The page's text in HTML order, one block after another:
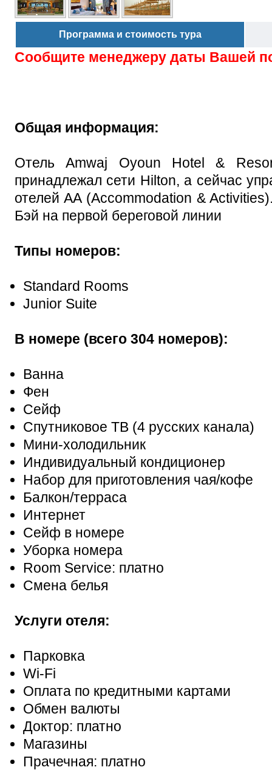
Программа и стоимость тура
Сообщите менеджеру даты Вашей
Общая информация:
Отель Amwaj Oyoun Hotel &
принадлежал сети Hilton, а сейчас
отелей АА (Accommodation &
Бэй на первой береговой линии
Типы номеров:
Standard Rooms
Junior Suite
В номере (всего 304 номеров):
Ванна
Фен
Сейф
Спутниковое ТВ (4 русских канала)
Мини-холодильник
Индивидуальный кондиционер
Набор для приготовления чая/кофе
Балкон/терраса
Интернет
Сейф в номере
Уборка номера
Room Service: платно
Смена белья
Услуги отеля:
Парковка
Wi-Fi
Оплата по кредитными картами
Обмен валюты
Доктор: платно
Магазины
Прачечная: платно